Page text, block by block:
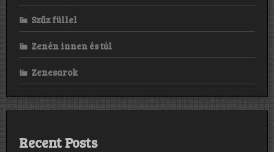
Szűz füllel
Zenén innen és túl
Zenesarok
Recent Posts